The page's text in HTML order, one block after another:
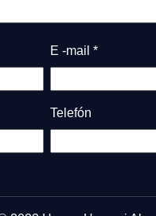
E -mail *
Telefón